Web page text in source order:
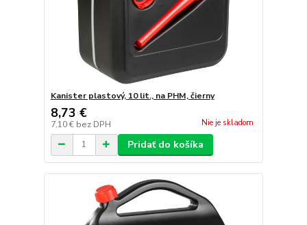
Kanister plastový, 10 lit., na PHM, čierny
8,73 €
7,10 € bez DPH Nie je skladom
Pridať do košíka